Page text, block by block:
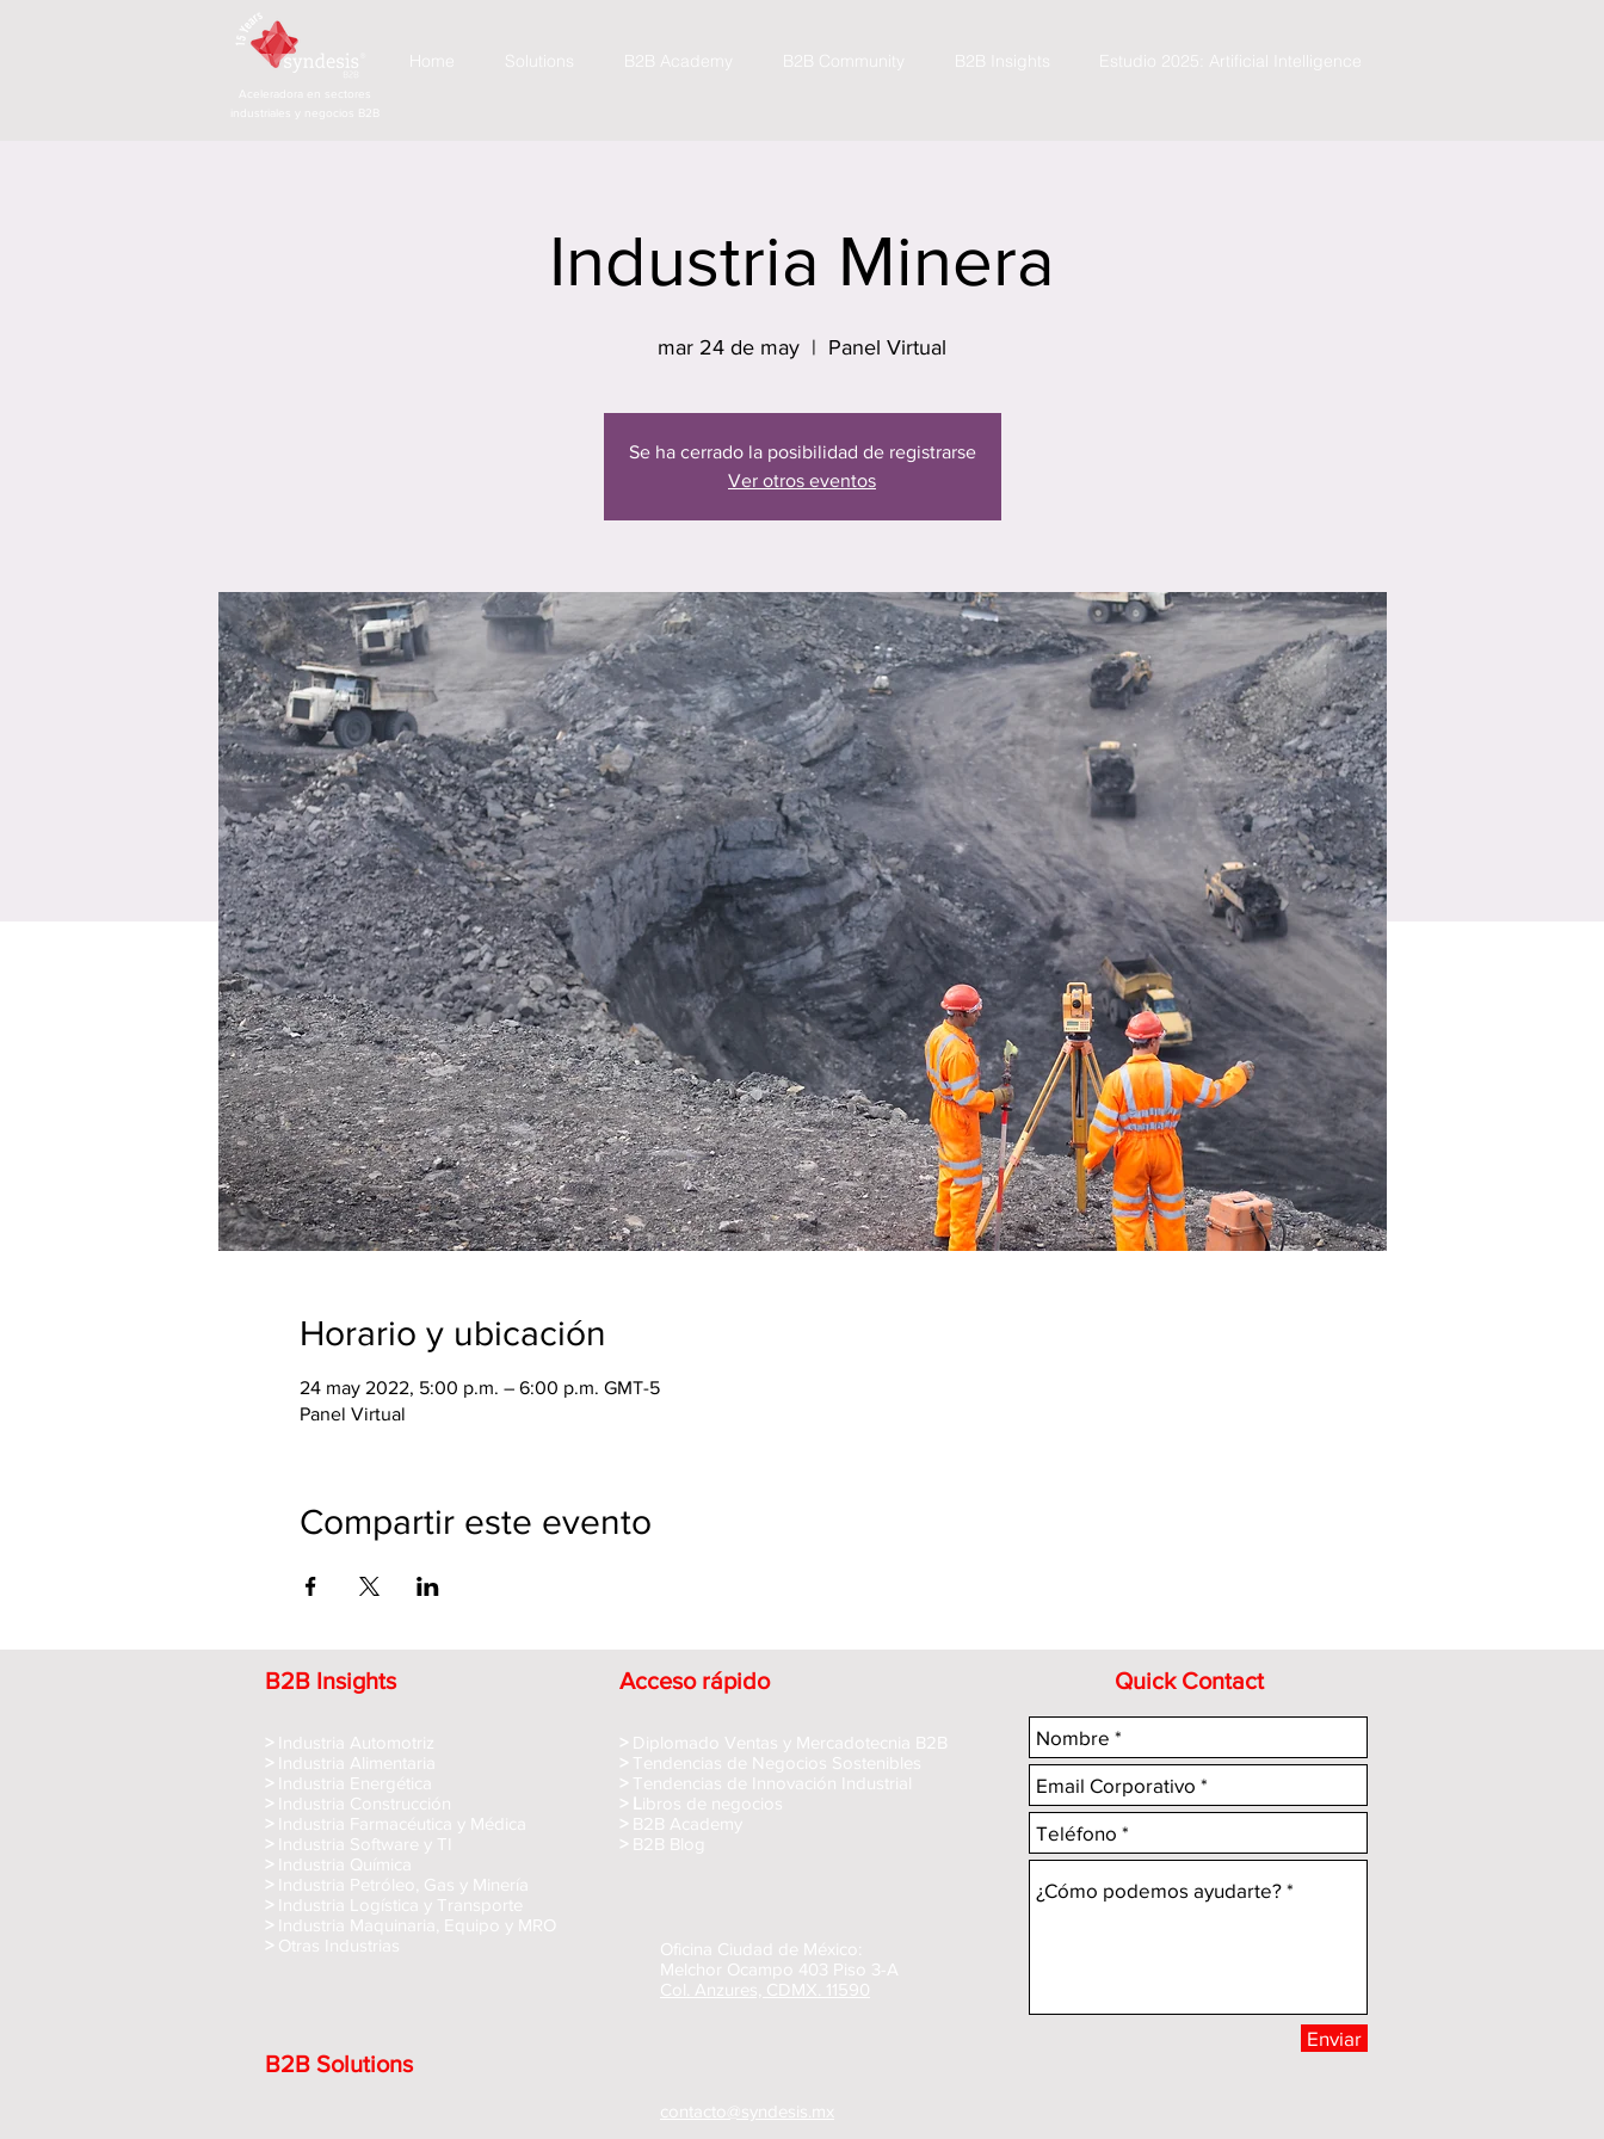
Home Solutions B2B Academy B2B Community B2B Insights Estudio 2025: Artificial Intelligence
Industria Minera
mar 24 de may
  |
Panel Virtual
Se ha cerrado la posibilidad de registrarse
Ver otros eventos
Horario y ubicación
24 may 2022, 5:00 p.m. – 6:00 p.m. GMT-5
Panel Virtual
Compartir este evento
B2B Insights
>
Industria Automotriz
> Industria Alimentaria
>
Industria Energética
>
Industria Construcción
>
Industria Farmacéutica y Médica
>
Industria Software y TI
>
Industria Química
>
Industria Petróleo, Gas y Minería
>
Industria Logística y Transporte
>
Industria Maquinaria, Equipo y MRO
> Otras Industrias
B2B Solutions
Acceso rápido
> Diplomado Ventas y Mercadotecnia B2B
> Tendencias de Negocios Sostenibles
> Tendencias de Innovación Industrial
> L
ibros de negocios
> B2B Academy
> B2B Blog
Oficina Ciudad de México:
Melchor Ocampo 403 Piso 3-A
Col. Anzures, CDMX. 11590
contacto@syndesis.mx
Quick Contact
Enviar